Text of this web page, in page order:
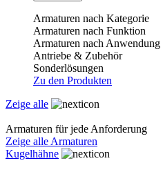
Armaturen nach Kategorie
Armaturen nach Funktion
Armaturen nach Anwendung
Antriebe & Zubehör
Sonderlösungen
Zu den Produkten
Zeige alle
Armaturen für jede Anforderung
Zeige alle Armaturen
Kugelhähne